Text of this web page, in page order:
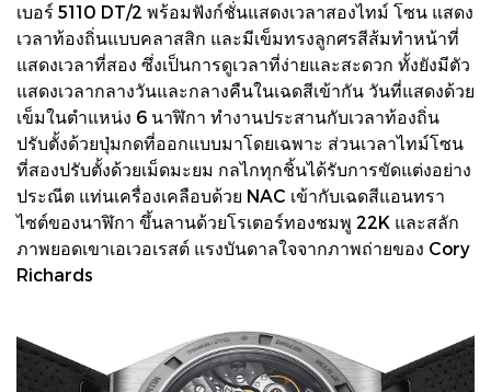
เบอร์ 5110 DT/2 พร้อมฟังก์ชั่นแสดงเวลาสองไทม์ โซน แสดง
เวลาท้องถิ่นแบบคลาสสิก และมีเข็มทรงลูกศรสีส้มทำหน้าที่
แสดงเวลาที่สอง ซึ่งเป็นการดูเวลาที่ง่ายและสะดวก ทั้งยังมีตัว
แสดงเวลากลางวันและกลางคืนในเฉดสีเข้ากัน วันที่แสดงด้วย
เข็มในตำแหน่ง 6 นาฬิกา ทำงานประสานกับเวลาท้องถิ่น
ปรับตั้งด้วยปุ่มกดที่ออกแบบมาโดยเฉพาะ ส่วนเวลาไทม์โซน
ที่สองปรับตั้งด้วยเม็ดมะยม กลไกทุกชิ้นได้รับการขัดแต่งอย่าง
ประณีต แท่นเครื่องเคลือบด้วย NAC เข้ากับเฉดสีแอนทรา
ไซต์ของนาฬิกา ขึ้นลานด้วยโรเตอร์ทองชมพู 22K และสลัก
ภาพยอดเขาเอเวอเรสต์ แรงบันดาลใจจากภาพถ่ายของ Cory
Richards